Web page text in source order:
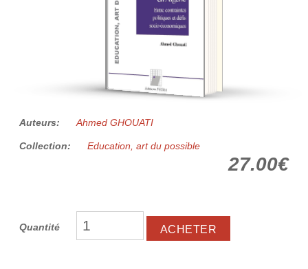
Auteurs: Ahmed GHOUATI
Collection: Education, art du possible
27.00€
Quantité